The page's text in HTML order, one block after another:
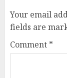
Your email
fields are
Comment *